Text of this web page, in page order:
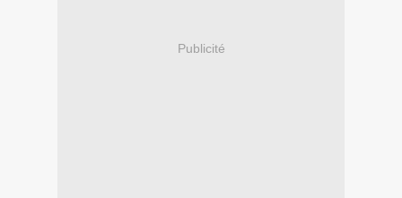
Publicité